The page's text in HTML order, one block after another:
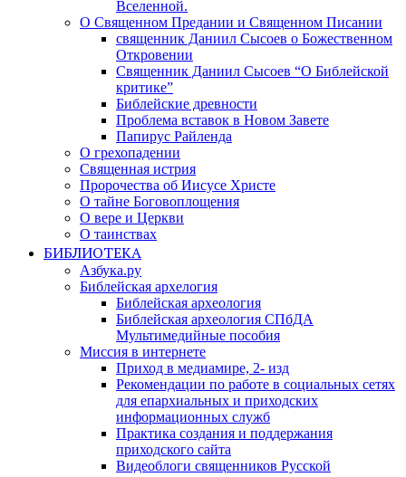
Вселенной.
О Священном Предании и Священном Писании
священник Даниил Сысоев о Божественном
Откровении
Священник Даниил Сысоев “О Библейской
критике”
Библейские древности
Проблема вставок в Новом Завете
Папирус Райленда
О грехопадении
Священная истрия
Пророчества об Иисусе Христе
О тайне Боговоплощения
О вере и Церкви
О таинствах
БИБЛИОТЕКА
Азбука.ру
Библейская архелогия
Библейская археология
Библейская археология СПбДА
Мультимедийные пособия
Миссия в интернете
Приход в медиамире, 2- изд
Рекомендации по работе в социальных сетях
для епархиальных и приходских
информационных служб
Практика создания и поддержания
приходского сайта
Видеоблоги священников Русской